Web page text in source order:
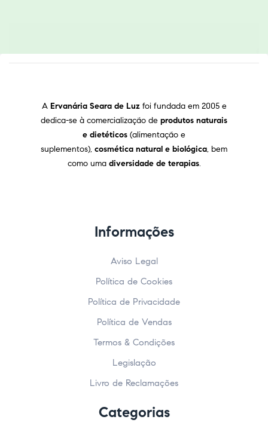
A Ervanária Seara de Luz foi fundada em 2005 e
dedica-se à comercialização de produtos naturais
e dietéticos (alimentação e
suplementos), cosmética natural e biológica, bem
como uma diversidade de terapias.
Informações
Aviso Legal
Política de Cookies
Política de Privacidade
Política de Vendas
Termos & Condições
Legislação
Livro de Reclamações
Categorias